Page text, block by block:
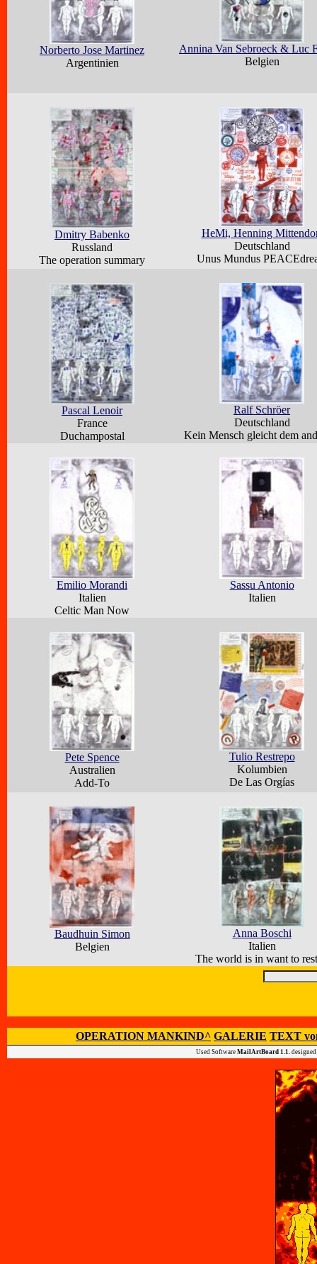
Norberto Jose Martinez
Argentinien
Annina Van Sebroeck & Luc
Belgien
Dmitry Babenko
Russland
The operation summary
HeMi, Henning
Deutschland
Unus Mundus
Pascal Lenoir
France
Duchampostal
Ralf Schröer
Deutschland
Kein Mensch gleicht dem
Emilio Morandi
Italien
Celtic Man Now
Sassu Antonio
Italien
Pete Spence
Australien
Add-To
Tulio Restrepo
Kolumbien
De Las Orgías
Baudhuin Simon
Belgien
Anna Boschi
Italien
The world is in want to
OPERATION MANKIND^ GALERIE TEXT
Used Software MailArtBoard 1.1.designed